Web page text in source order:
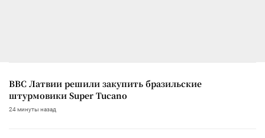
ВВС Латвии решили закупить бразильские
штурмовики Super Tucano
24 минуты назад